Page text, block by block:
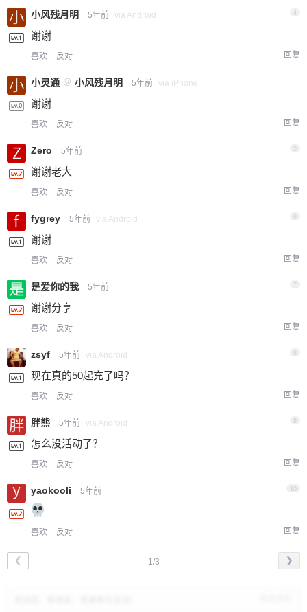
立刻支付
小风残月明 5年前 via Android 4
谢谢
喜欢 反对 回复
小灵通 @ 小风残月明 5年前 via iPhone
谢谢
喜欢 反对 回复
Zero 5年前 5
谢谢老大
喜欢 反对 回复
fygrey 5年前 via Android
谢谢
喜欢 反对 回复
是爱你的我 5年前 7
谢谢分享
喜欢 反对 回复
zsyf 5年前 via Android
现在真的50起充了吗？
喜欢 反对 回复
胖熊 5年前 via Android 9
怎么没活动了？
喜欢 反对 回复
yaokooli 5年前
喜欢 反对 回复
1/3
❮ ❯
忘记密码？找回